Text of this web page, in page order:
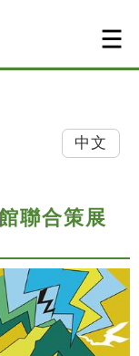
中文
聯合策展